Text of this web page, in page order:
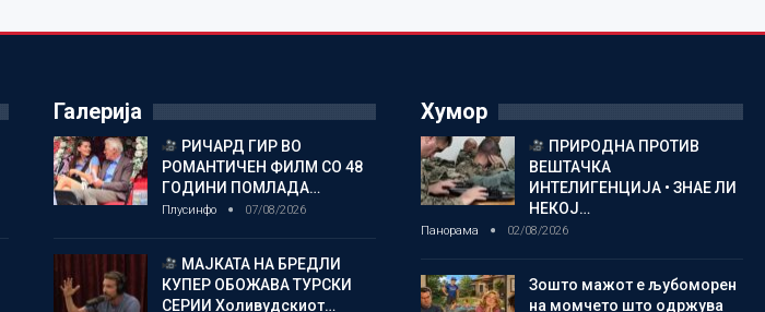
Галерија
РИЧАРД ГИР ВО
РОМАНТИЧЕН ФИЛМ СО 48
ГОДИНИ ПОМЛАДА…
Плусинфо 07/08/2026
МАЈКАТА НА БРЕДЛИ
КУПЕР ОБОЖАВА ТУРСКИ
СЕРИИ Холивудскиот…
Хумор
ПРИРОДНА ПРОТИВ
ВЕШТАЧКА
ИНТЕЛИГЕНЦИЈА • ЗНАЕ ЛИ
НЕКОЈ…
Панорама 02/08/2026
Зошто мажот е љубоморен
на момчето што одржува